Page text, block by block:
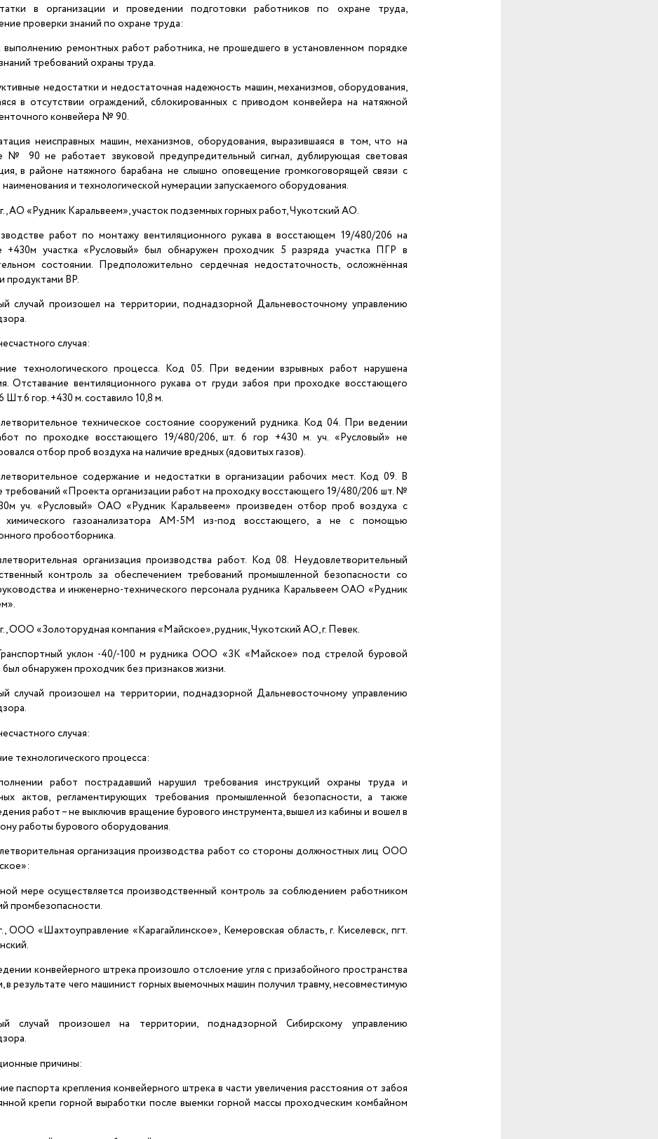
в организации и проведении подготовки работников по охране труда,
проверки знаний по охране труда:
выполнению ремонтных работ работника, не прошедшего в установленном порядке
требований охраны труда.
недостатки и недостаточная надежность машин, механизмов, оборудования,
в отсутствии ограждений, сблокированных с приводом конвейера на натяжной
конвейера № 90.
неисправных машин, механизмов, оборудования, выразившаяся в том, что на
№ 90 не работает звуковой предупредительный сигнал, дублирующая световая
в районе натяжного барабана не слышно оповещение громкоговорящей связи с
наименования и технологической нумерации запускаемого оборудования.
АО «Рудник Каральвеем», участок подземных горных работ, Чукотский АО.
работ по монтажу вентиляционного рукава в восстающем 19/480/206 на
+430м участка «Русловый» был обнаружен проходчик 5 разряда участка ПГР в
состоянии. Предположительно сердечная недостаточность, осложнённая
продуктами ВР.
случай произошел на территории, поднадзорной Дальневосточному управлению
случая:
технологического процесса. Код 05. При ведении взрывных работ нарушена
Отставание вентиляционного рукава от груди забоя при проходке восстающего
Шт.6 гор. +430 м. составило 10,8 м.
техническое состояние сооружений рудника. Код 04. При ведении
по проходке восстающего 19/480/206, шт. 6 гор +430 м. уч. «Русловый» не
отбор проб воздуха на наличие вредных (ядовитых газов).
содержание и недостатки в организации рабочих мест. Код 09. В
требований «Проекта организации работ на проходку восстающего 19/480/206 шт. №
уч. «Русловый» ОАО «Рудник Каральвеем» произведен отбор проб воздуха с
газоанализатора АМ-5М из-под восстающего, а не с помощью
пробоотборника.
организация производства работ. Код 08. Неудовлетворительный
контроль за обеспечением требований промышленной безопасности со
и инженерно-технического персонала рудника Каральвеем ОАО «Рудник
ООО «Золоторудная компания «Майское», рудник, Чукотский АО, г. Певек.
уклон -40/-100 м рудника ООО «ЗК «Майское» под стрелой буровой
был обнаружен проходчик без признаков жизни.
случай произошел на территории, поднадзорной Дальневосточному управлению
случая:
технологического процесса:
работ пострадавший нарушил требования инструкций охраны труда и
актов, регламентирующих требования промышленной безопасности, а также
работ – не выключив вращение бурового инструмента, вышел из кабины и вошел в
работы бурового оборудования.
организация производства работ со стороны должностных лиц ООО
мере осуществляется производственный контроль за соблюдением работником
промбезопасности.
ООО «Шахтоуправление «Карагайлинское», Кемеровская область, г. Киселевск, пгт.
конвейерного штрека произошло отслоение угля с призабойного пространства
в результате чего машинист горных выемочных машин получил травму, несовместимую
случай произошел на территории, поднадзорной Сибирскому управлению
причины:
паспорта крепления конвейерного штрека в части увеличения расстояния от забоя
крепи горной выработки после выемки горной массы проходческим комбайном